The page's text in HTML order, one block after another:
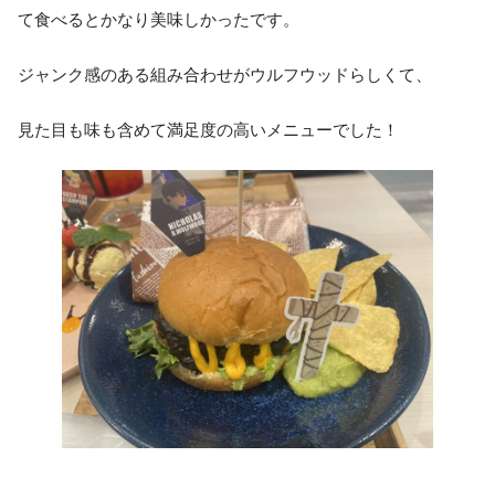
て食べるとかなり美味しかったです。
ジャンク感のある組み合わせがウルフウッドらしくて、
見た目も味も含めて満足度の高いメニューでした！